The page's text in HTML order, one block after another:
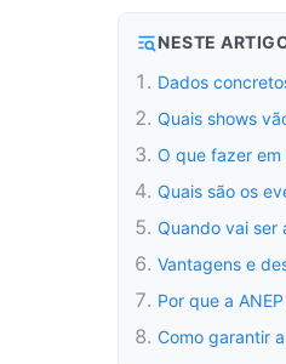
NESTE
Dados
Quais shows
O que fazer em
Quais são os
Quando vai ser
Vantagens e
Por que a
Como garantir